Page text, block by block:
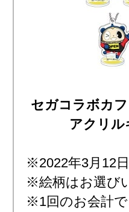
セガコラボカ
アクリル
※2022年3月12
※絵柄はお選び
※1回のお会計